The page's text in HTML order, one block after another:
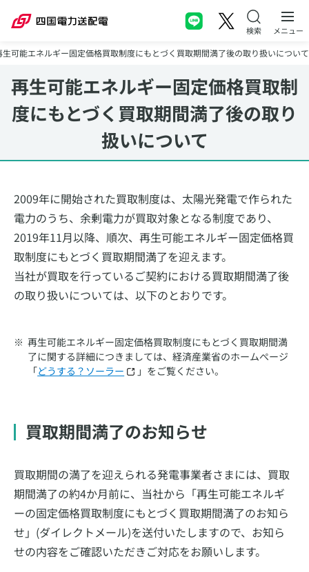
メニュー
生可能エネルギー固定価格買取制度にもとづく買取期間満了後の取り扱いについて
再生可能エネルギー固定価格買取制
度にもとづく 買取期間満了後の取り
扱いについて
2009年に開始された買取制度は、太陽光発電で作られた
電力のうち、余剰電力が買取対象となる制度であり、
2019年11月以降、順次、再生可能エネルギー固定価格買
取制度にもとづく買取期間満了を迎えます。
当社が買取を行っているご契約における買取期間満了後
の取り扱いについては、以下のとおりです。
再生可能エネルギー固定価格買取制度にもとづく買取期間満
了に関する詳細につきましては、経済産業省のホームぺージ
「どうする？ソーラー 」をご覧ください。
買取期間満了のお知らせ
買取期間の満了を迎えられる発電事業者さまには、買取
期間満了の約4か月前に、当社から「再生可能エネルギ
ーの固定価格買取制度にもとづく買取期間満了のお知ら
せ」(ダイレクトメール)を送付いたしますので、お知ら
せの内容をご確認いただきご対応をお願いします。